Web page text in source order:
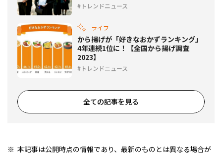
トレンドニュース
ライフ
から揚げが「好きなおかずランキング」
4年連続1位に！【全国から揚げ調査
2023】
トレンドニュース
全ての記事を見る
本記事は公開時点の情報であり、最新のものとは異なる場合が